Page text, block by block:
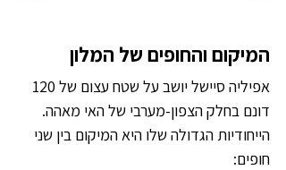
המיקום והחופים של המלון
דונם בחלק הצפון-מערבי של האי מאהה.
הייחודיות הגדולה שלו היא המיקום בין שני
חופים: